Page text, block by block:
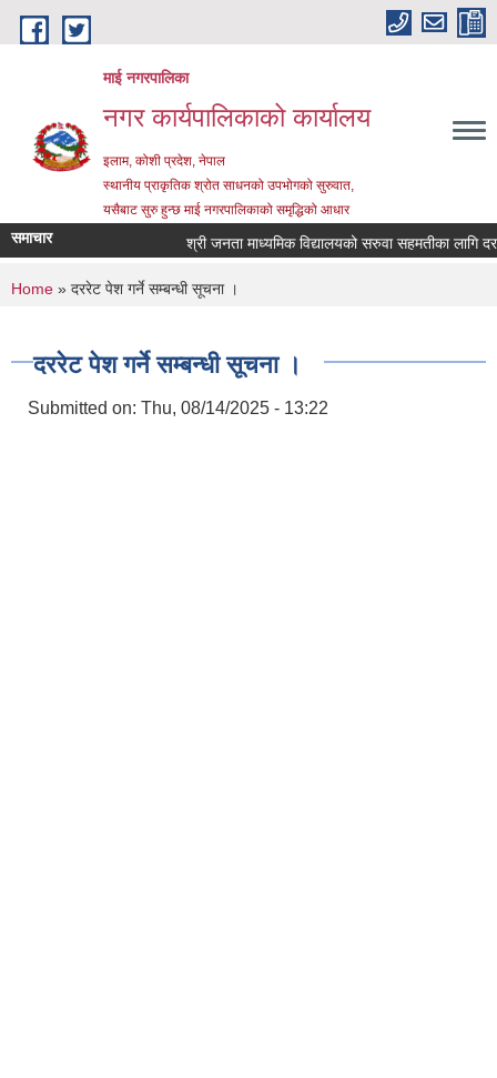
Skip to main content
माई नगरपालिका
नगर कार्यपालिकाको कार्यालय
इलाम, कोशी प्रदेश, नेपाल
स्थानीय प्राकृतिक श्रोत साधनको उपभोगको सुरुवात,
यसैबाट सुरु हुन्छ माई नगरपालिकाको समृद्धिको आधार
समाचार श्री जनता माध्यमिक विद्यालयको सरुवा सहमतीका लागि
You are here
Home » दररेट पेश गर्ने सम्बन्धी सूचना ।
दररेट पेश गर्ने सम्बन्धी सूचना ।
Submitted on: Thu, 08/14/2025 - 13:22